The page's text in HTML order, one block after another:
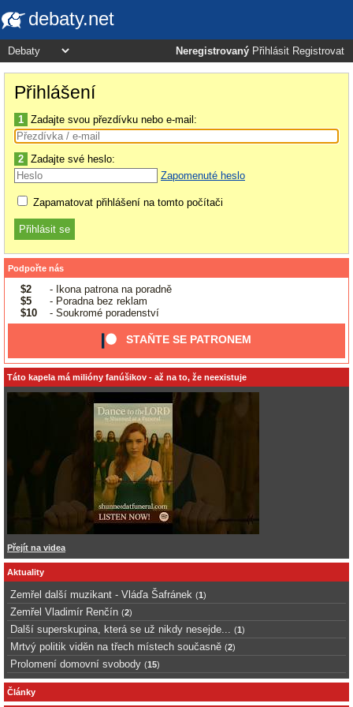
debaty.net
Neregistrovaný Přihlásit Registrovat
Přihlášení
1 Zadajte svou přezdívku nebo e-mail:
2 Zadajte své heslo:
Zapomenuté heslo
Zapamatovat přihlášení na tomto počítači
Podpořte nás
$2
- Ikona patrona na poradně
$5
- Poradna bez reklam
$10
- Soukromé poradenství
STAŇTE SE PATRONEM
Táto kapela má milióny fanúšikov - až na to, že neexistuje
Přejít na videa
Aktuality
Zemřel další muzikant - Vláďa Šafránek (1)
Zemřel Vladimír Renčín (2)
Další superskupina, která se už nikdy nesejde... (1)
Mrtvý politik viděn na třech místech současně (2)
Prolomení domovní svobody (15)
Články